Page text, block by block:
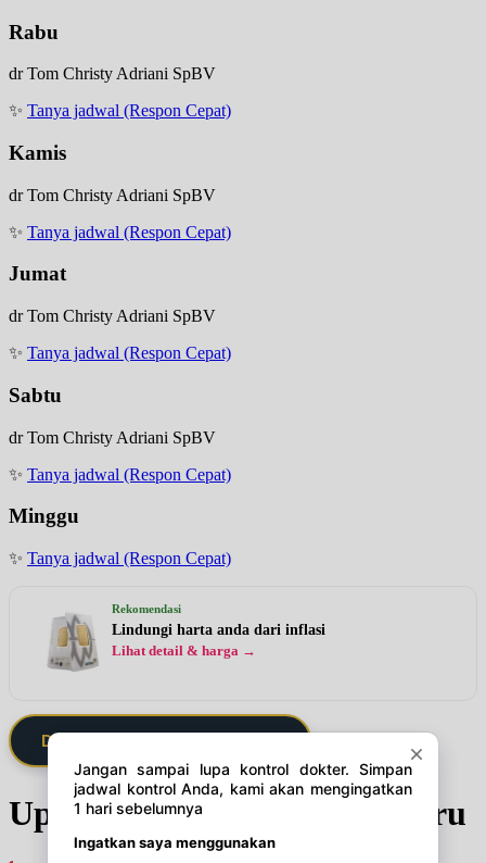
Rabu
dr Tom Christy Adriani SpBV
✨ Tanya jadwal (Respon Cepat)
Kamis
dr Tom Christy Adriani SpBV
✨ Tanya jadwal (Respon Cepat)
Jumat
dr Tom Christy Adriani SpBV
✨ Tanya jadwal (Respon Cepat)
Sabtu
dr Tom Christy Adriani SpBV
✨ Tanya jadwal (Respon Cepat)
Minggu
✨ Tanya jadwal (Respon Cepat)
Rekomendasi
Lindungi harta anda dari inflasi
Lihat detail & harga →
Daftarkan Saya via Member VIP
Update Jadwal Dokter terbaru